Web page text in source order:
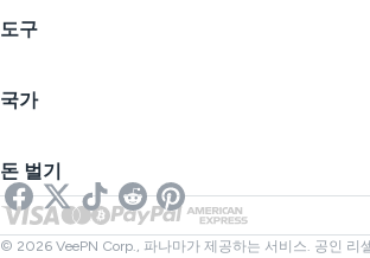
무료 VPN
학생 할인
블로그
개인정보 보호정책
쿠키 기본 설정
인터넷 개인정보 보호
익명 IP
스트리밍을 위한 VPN
넷플릭스 VPN
도구
IP 숨기기
온라인 SMS
링크 검사기
파일 검사기
국가
영국 VPN
캐나다 VPN
터키 VPN
돈 벌기
제휴사
© 2026 VeePN Corp., 파나마가 제공하는 서비스. 공인 리